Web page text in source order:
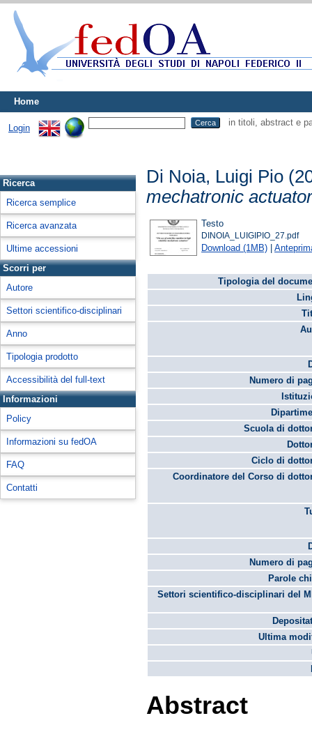
Home
Login
in titoli, abstract e
Ricerca
Ricerca semplice
Ricerca avanzata
Ultime accessioni
Scorri per
Autore
Settori scientifico-disciplinari
Anno
Tipologia prodotto
Accessibilità del full-text
Informazioni
Policy
Informazioni su fedOA
FAQ
Contatti
Di Noia, Luigi Pio
mechatronic
Testo
DINOIA_LUIGIPIO_27.pdf
Download (1MB) |
Tipologia del
Numero di
Scuola di
Ciclo di
Coordinatore del Corso di
Numero di
Parole
Settori scientifico-disciplinari del
Ultima
Abstract